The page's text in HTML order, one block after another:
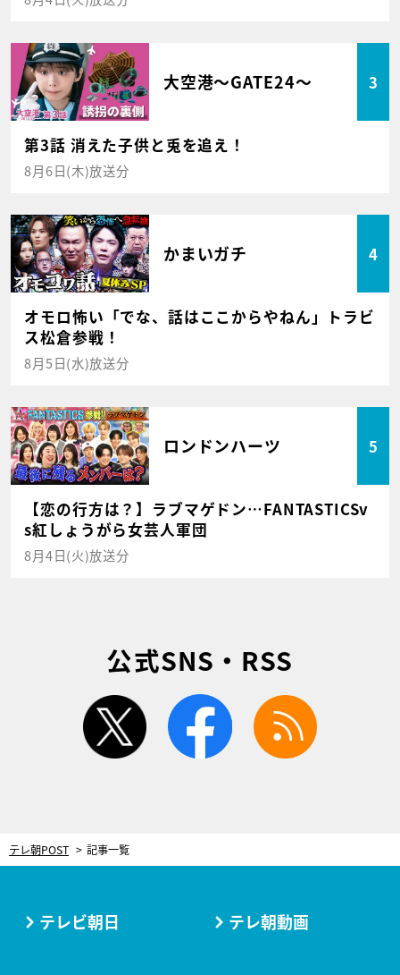
大空港～GATE24～ 3
第3話 消えた子供と兎を追え！
8月6日(木)放送分
かまいガチ 4
オモロ怖い「でな、話はここからやねん」トラビ
ス松倉参戦！
8月5日(水)放送分
ロンドンハーツ 5
【恋の行方は？】ラブマゲドン…FANTASTICSv
s紅しょうがら女芸人軍団
8月4日(火)放送分
公式SNS・RSS
twitter facebook
テレ朝POST 記事一覧
テレビ朝日 テレ朝動画